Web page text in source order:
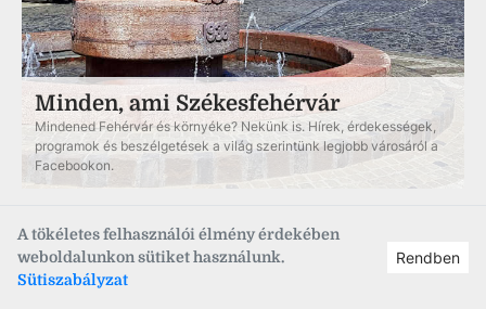
A tökéletes felhasználói élmény érdekében
weboldalunkon sütiket használunk.
Sütiszabályzat
Rendben
Minden, ami Székesfehérvár
Mindened Fehérvár és környéke? Nekünk is. Hírek, érdekességek,
programok és beszélgetések a világ szerintünk legjobb városáról a
Facebookon.
Hírlevél